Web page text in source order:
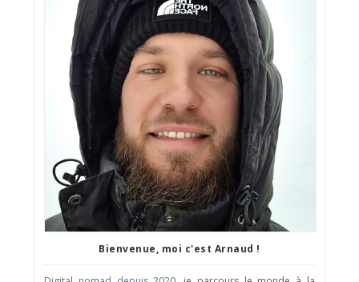
Bienvenue, moi c'est Arnaud !